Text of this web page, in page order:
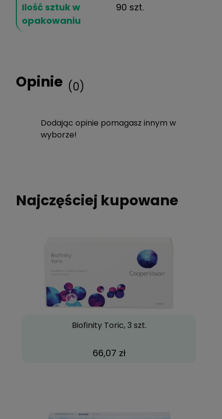
Ilość sztuk w
opakowaniu
90 szt.
Opinie (0)
Dodając opinie pomagasz innym w
wyborze!
Najczęściej kupowane
Biofinity Toric, 3 szt.
66,07 zł